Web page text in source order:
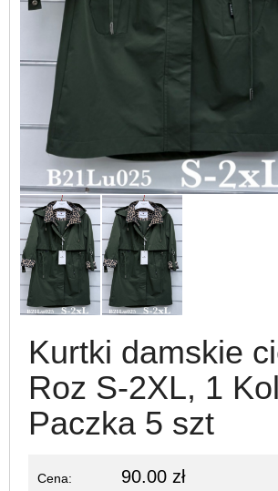
Kurtki damskie
Roz S-2XL, 1
Paczka 5 szt
Cena: 90.00 zł